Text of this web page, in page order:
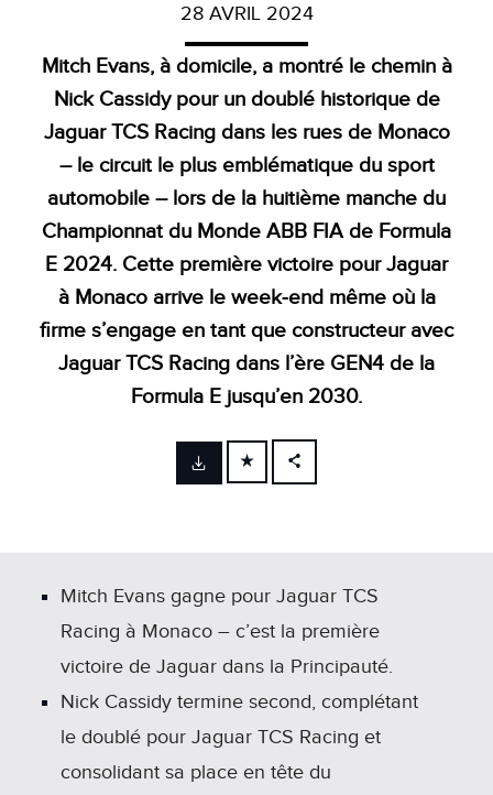
28 AVRIL 2024
Mitch Evans, à domicile, a montré le chemin à
Nick Cassidy pour un doublé historique de
Jaguar TCS Racing dans les rues de Monaco
– le circuit le plus emblématique du sport
automobile – lors de la huitième manche du
Championnat du Monde ABB FIA de Formula
E 2024. Cette première victoire pour Jaguar
à Monaco arrive le week‑end même où la
firme s’engage en tant que constructeur avec
Jaguar TCS Racing dans l’ère GEN4 de la
Formula E jusqu’en 2030.
FACEBOOK
SHARE
Mitch Evans gagne pour Jaguar TCS
Racing à Monaco – c’est la première
victoire de Jaguar dans la Principauté.
Nick Cassidy termine second, complétant
le doublé pour Jaguar TCS Racing et
consolidant sa place en tête du